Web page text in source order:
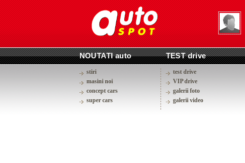
NOUTATI auto TEST drive
stiri
masini noi
concept cars
super cars
test drive
VIP drive
galerii foto
galerii video